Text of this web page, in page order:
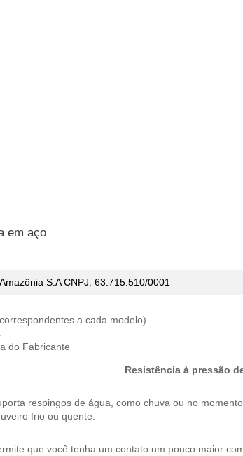
em aço
S.A CNPJ: 63.715.510/0001
a cada modelo)
do Fabricante
Resistência à pressão
respingos de água, como chuva ou no
frio ou quente.
que você tenha um contato um pouco maior